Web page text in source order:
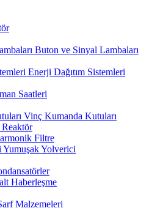
Buton ve Sinyal Lambaları
Enerji Dağıtım Sistemleri
Saatleri
Vinç Kumanda Kutuları
Reaktör
Filtre
Yumuşak Yolverici
Haberleşme
Malzemeleri